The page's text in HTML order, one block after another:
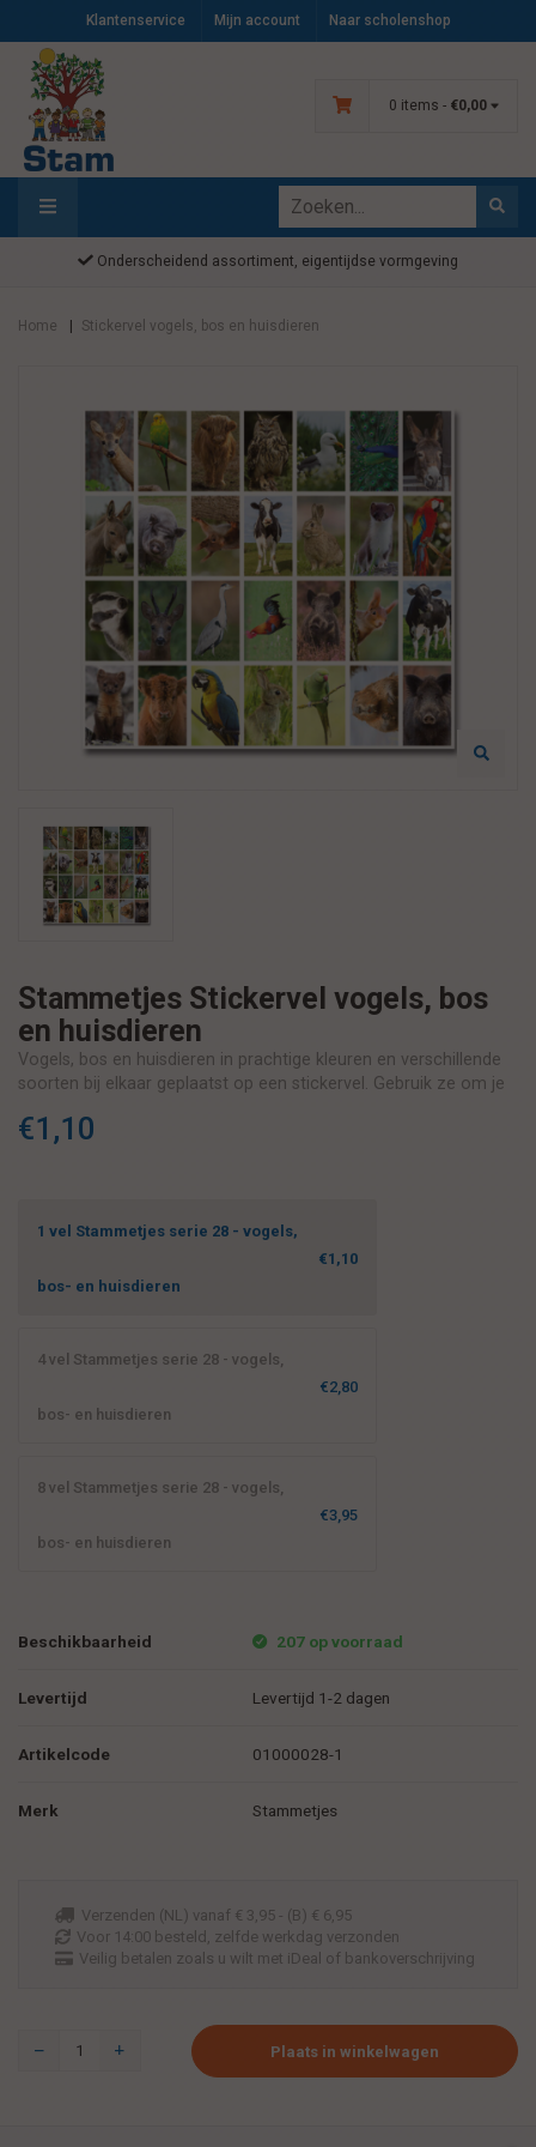
Klantenservice Mijn account Naar scholenshop
0 items - €0,00
Onderscheidend assortiment, eigentijdse vormgeving
Home Stickervel vogels, bos en huisdieren
Stammetjes Stickervel vogels, bos
en huisdieren
Vogels, bos en huisdieren in prachtige kleuren en verschillende
soorten bij elkaar geplaatst op een stickervel. Gebruik ze om je
€1,10
1 vel Stammetjes serie 28 - vogels,
bos- en huisdieren
€1,10
4 vel Stammetjes serie 28 - vogels,
bos- en huisdieren
€2,80
8 vel Stammetjes serie 28 - vogels,
bos- en huisdieren
€3,95
Beschikbaarheid 207 op voorraad
Levertijd Levertijd 1-2 dagen
Artikelcode 01000028-1
Merk Stammetjes
Verzenden (NL) vanaf € 3,95 - (B) € 6,95
Voor 14:00 besteld, zelfde werkdag verzonden
Veilig betalen zoals u wilt met iDeal of bankoverschrijving
Plaats in winkelwagen